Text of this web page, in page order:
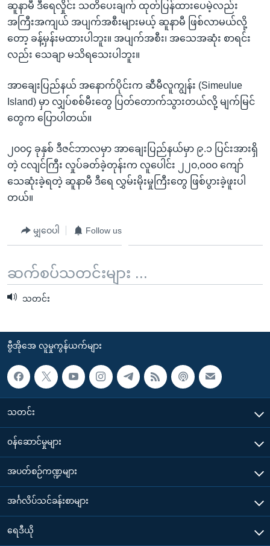
အ
ညွန်း
စာမျက်နှာ
သို့
ကြည့်
ရန်
ရှာဖွေ
နေရာ
သို့
ကျော်
ရန်
သုတပဒေသာ အင်္ဂလိပ်စာ
Learning English
ဗွီအိုအေ လူမှုကွန်ယက်များ
ဘာသာစကားများ
ဆူနာမီ ဒီရေလှိုင်း သတိပေးချက် ထုတ်ပြန်ထားပေမဲ့လည်း
အကြီးအကျယ် အပျက်အစီးများမယ့် ဆူနာမီ ဖြစ်လာမယ်လို့
တော့ ခန့်မှန်းမထားပါဘူး။ အပျက်အစီး၊ အသေအဆုံး စာရင်း
လည်း သေချာ မသိရသေးပါဘူး။
အာချေးပြည်နယ် အနောက်ပိုင်းက ဆီမီလူကျွန်း (Simeulue
Island) မှာ လျှပ်စစ်မီးတွေ ပြတ်တောက်သွားတယ်လို့ မျက်မြင်
တွေက ပြောပါတယ်။
၂၀၀၄ ခုနှစ် ဒီဇင်ဘာလမှာ အာချေးပြည်နယ်မှာ ၉.၁ ပြင်းအားရှိ
တဲ့ ငလျင်ကြီး လှုပ်ခတ်ခဲ့တုန်းက လူပေါင်း ၂၂၀,၀၀၀ ကျော်
သေဆုံးခဲ့ရတဲ့ ဆူနာမီ ဒီရေ လွှမ်းမိုးမှုကြီးတွေ ဖြစ်ပွားခဲ့ဖူးပါ
တယ်။
မျှဝေပါ Follow us
ဆက်စပ်သတင်းများ ...
သတင်း
ဗွီအိုအေ လူမှုကွန်ယက်များ
သတင်း
၀န်ဆောင်မှုများ
အပတ်စဉ်ကဏ္ဍများ
အင်္ဂလိပ်သင်ခန်းစာများ
ရေဒီယို